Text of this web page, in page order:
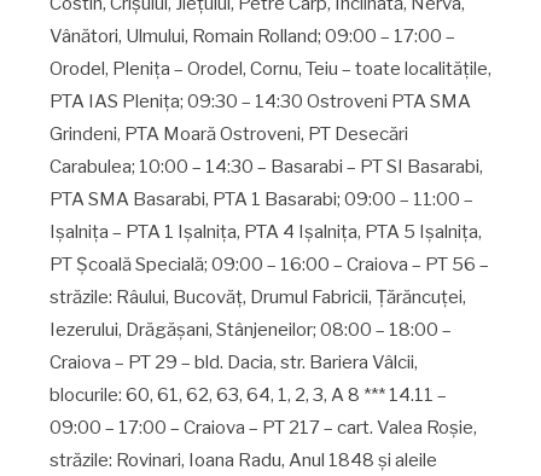
Vânători, Ulmului, Romain Rolland; 09:00 – 17:00 –
Orodel, Pleniţa – Orodel, Cornu, Teiu – toate localităţile,
PTA IAS Pleniţa; 09:30 – 14:30 Ostroveni PTA SMA
Grindeni, PTA Moară Ostroveni, PT Desecări
Carabulea; 10:00 – 14:30 – Basarabi – PT SI Basarabi,
PTA SMA Basarabi, PTA 1 Basarabi; 09:00 – 11:00 –
Işalniţa – PTA 1 Işalniţa, PTA 4 Işalniţa, PTA 5 Işalniţa,
PT Şcoală Specială; 09:00 – 16:00 – Craiova – PT 56 –
străzile: Râului, Bucovăţ, Drumul Fabricii, Ţărăncuţei,
Iezerului, Drăgăşani, Stânjeneilor; 08:00 – 18:00 –
Craiova – PT 29 – bld. Dacia, str. Bariera Vâlcii,
blocurile: 60, 61, 62, 63, 64, 1, 2, 3, A 8 *** 14.11 –
09:00 – 17:00 – Craiova – PT 217 – cart. Valea Roşie,
străzile: Rovinari, Ioana Radu, Anul 1848 şi aleile